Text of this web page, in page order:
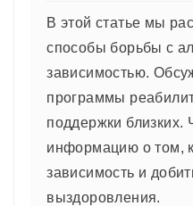
В этой статье мы
способы борьбы с
зависимостью.
программы
поддержки близких.
информацию о том,
зависимость и
выздоровления.